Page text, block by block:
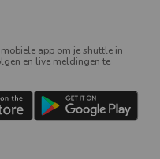
app om je shuttle in
en live meldingen te